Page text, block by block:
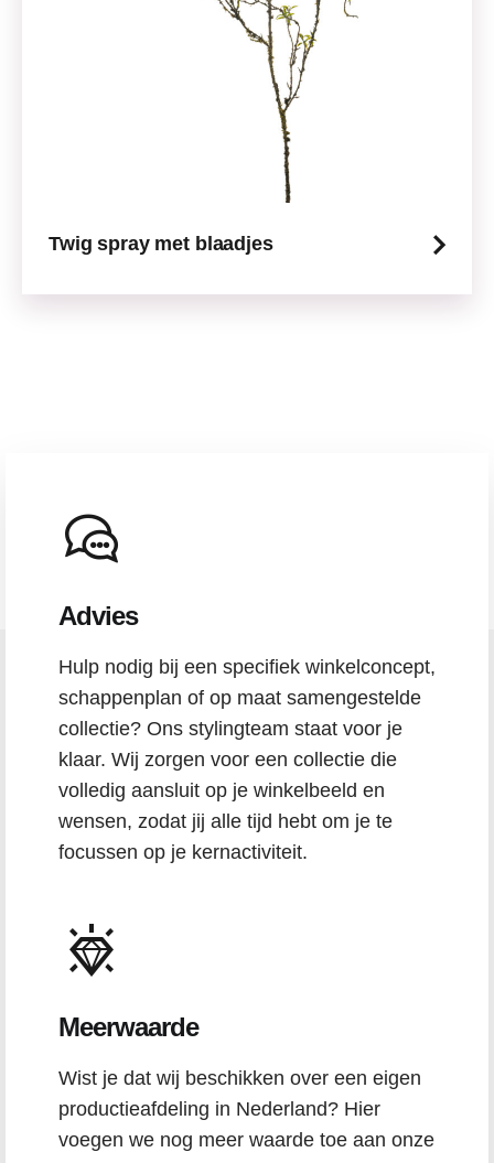
Twig spray met blaadjes
Advies
Hulp nodig bij een specifiek winkelconcept,
schappenplan of op maat samengestelde
collectie? Ons stylingteam staat voor je
klaar. Wij zorgen voor een collectie die
volledig aansluit op je winkelbeeld en
wensen, zodat jij alle tijd hebt om je te
focussen op je kernactiviteit.
Meerwaarde
Wist je dat wij beschikken over een eigen
productieafdeling in Nederland? Hier
voegen we nog meer waarde toe aan onze